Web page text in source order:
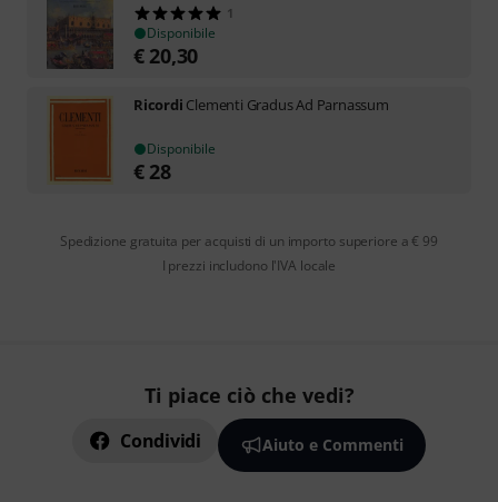
1
Disponibile
€ 20,30
Ricordi Clementi Gradus Ad Parnassum
Disponibile
€ 28
Spedizione gratuita per acquisti di un importo superiore a € 99
I prezzi includono l'IVA locale
Ti piace ciò che vedi?
Condividi Aiuto e Commenti